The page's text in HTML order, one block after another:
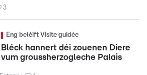
3
Eng beléift Visite guidée
Bléck hannert déi zouenen Diere
vum groussherzogleche Palais